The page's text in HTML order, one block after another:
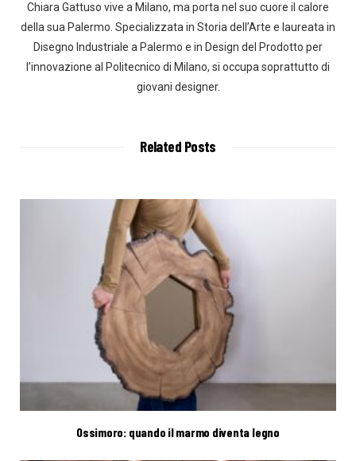
Chiara Gattuso vive a Milano, ma porta nel suo cuore il calore
della sua Palermo. Specializzata in Storia dell’Arte e laureata in
Disegno Industriale a Palermo e in Design del Prodotto per
l’innovazione al Politecnico di Milano, si occupa soprattutto di
giovani designer.
Related Posts
Ossimoro: quando il marmo diventa legno